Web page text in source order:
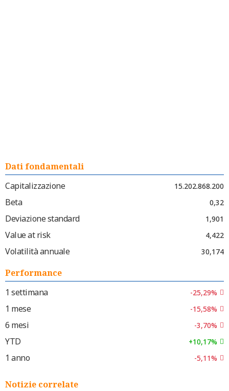
Dati fondamentali
Capitalizzazione
15.202.868.200
Beta 0,32
Deviazione standard 1,901
Value at risk 4,422
Volatilità annuale 30,174
Performance
1 settimana
-25,29%
1 mese -15,58%
6 mesi -3,70%
YTD +10,17%
1 anno -5,11%
Notizie correlate